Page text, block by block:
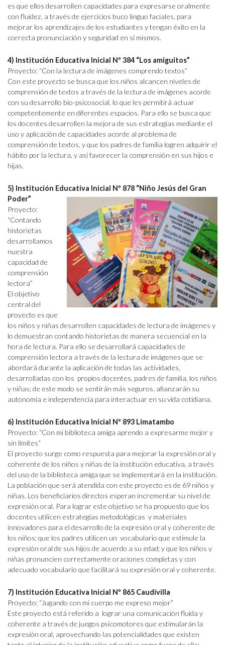
es que ellos desarrollen capacidades para expresarse oralmente
con fluidez, a través de ejercicios buco linguo faciales, para
mejorar los aprendizajes de los estudiantes y tengan éxito en la
correcta pronunciación y seguridad en sí mismos.
4) Institución Educativa Inicial Nº 384 “Los amiguitos”
Proyecto: “Con la lectura de imágenes comprendo textos”
Con este proyecto se busca que los niños alcancen niveles de
comprensión de textos a través de la lectura de imágenes acorde
con su desarrollo bio-psicosocial, lo que les permitirá actuar
competentemente en diferentes espacios. Para ello se busca que
los docentes desarrollen la mejora de sus estrategias mediante el
uso y aplicación de capacidades acorde al problema de
comprensión de textos, y que los padres de familia logren adquirir el
hábito por la lectura, y así favorecer la comprensión en sus hijos e
hijas.
5) Institución Educativa Inicial Nº 878 “Niño Jesús del Gran
Poder”
Proyecto:
“Contando
historietas
desarrollamos
nuestra
capacidad de
comprensión
lectora”
El objetivo
central del
proyecto es que
los niños y niñas desarrollen capacidades de lectura de imágenes y
lo demuestran contando historietas de manera secuencial en la
hora de lectura. Para ello se desarrollará capacidades de
comprensión lectora a través de la lectura de imágenes que se
abordará durante la aplicación de todas las actividades,
desarrolladas con los propios docentes, padres de familia, los niños
y niñas; de este modo se sentirán más seguros, afianzarán su
autonomía e independencia para interactuar en su vida cotidiana.
6) Institución Educativa Inicial Nº 893 Limatambo
Proyecto: “Con mi biblioteca amiga aprendo a expresarme mejor y
sin límites”
El proyecto surge como respuesta para mejorar la expresión oral y
coherente de los niños y niñas de la institución educativa, a través
del uso de la biblioteca amiga que se implementará en la institución.
La población que será atendida con este proyecto es de 69 niños y
niñas. Los beneficiarios directos esperan incrementar su nivel de
expresión oral. Para lograr este objetivo se ha propuesto que los
docentes utilicen estrategias metodológicas y materiales
innovadores para el desarrollo de la expresión oral y coherente de
los niños; que los padres utilicen un vocabulario que estimule la
expresión oral de sus hijos de acuerdo a su edad; y que los niños y
niñas pronuncien correctamente oraciones completas y con
adecuado vocabulario que facilitará su expresión oral y coherente.
7) Institución Educativa Inicial Nº 865 Caudivilla
Proyecto: “Jugando con mi cuerpo me expreso mejor”
Este proyecto está referido a lograr una comunicación fluida y
coherente a través de juegos psicomotores que estimularán la
expresión oral, aprovechando las potencialidades que existen